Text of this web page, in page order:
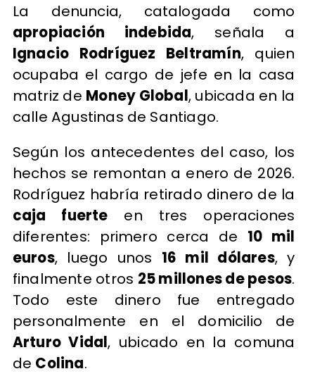
La denuncia, catalogada como
apropiación indebida, señala a
Ignacio Rodríguez Beltramín, quien
ocupaba el cargo de jefe en la casa
matriz de Money Global, ubicada en la
calle Agustinas de Santiago.
Según los antecedentes del caso, los
hechos se remontan a enero de 2026.
Rodríguez habría retirado dinero de la
caja fuerte en tres operaciones
diferentes: primero cerca de 10 mil
euros, luego unos 16 mil dólares, y
finalmente otros 25 millones de pesos.
Todo este dinero fue entregado
personalmente en el domicilio de
Arturo Vidal, ubicado en la comuna
de Colina.